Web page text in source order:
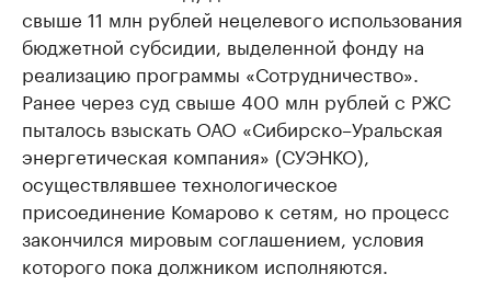
свыше 11 млн рублей нецелевого использования
бюджетной субсидии, выделенной фонду на
реализацию программы «Сотрудничество».
Ранее через суд свыше 400 млн рублей с РЖС
пыталось взыскать ОАО «Сибирско–Уральская
энергетическая компания» (СУЭНКО),
осуществлявшее технологическое
присоединение Комарово к сетям, но процесс
закончился мировым соглашением, условия
которого пока должником исполняются.